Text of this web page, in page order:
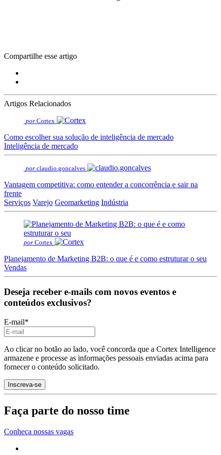
Compartilhe esse artigo
Artigos Relacionados
por Cortex
Como escolher sua solução de inteligência de mercado
Inteligência de mercado
por claudio.goncalves
Vantagem competitiva: como entender a concorrência e sair na
frente
Serviços Varejo Geomarketing Indústria
por Cortex
Planejamento de Marketing B2B: o que é e como estruturar o seu
Vendas
Deseja receber e-mails com novos eventos e
conteúdos exclusivos?
E-mail*
Ao clicar no botão ao lado, você concorda que a Cortex Intelligence
armazene e processe as informações pessoais enviadas acima para
fornecer o conteúdo solicitado.
Faça parte do nosso time
Conheça nossas vagas